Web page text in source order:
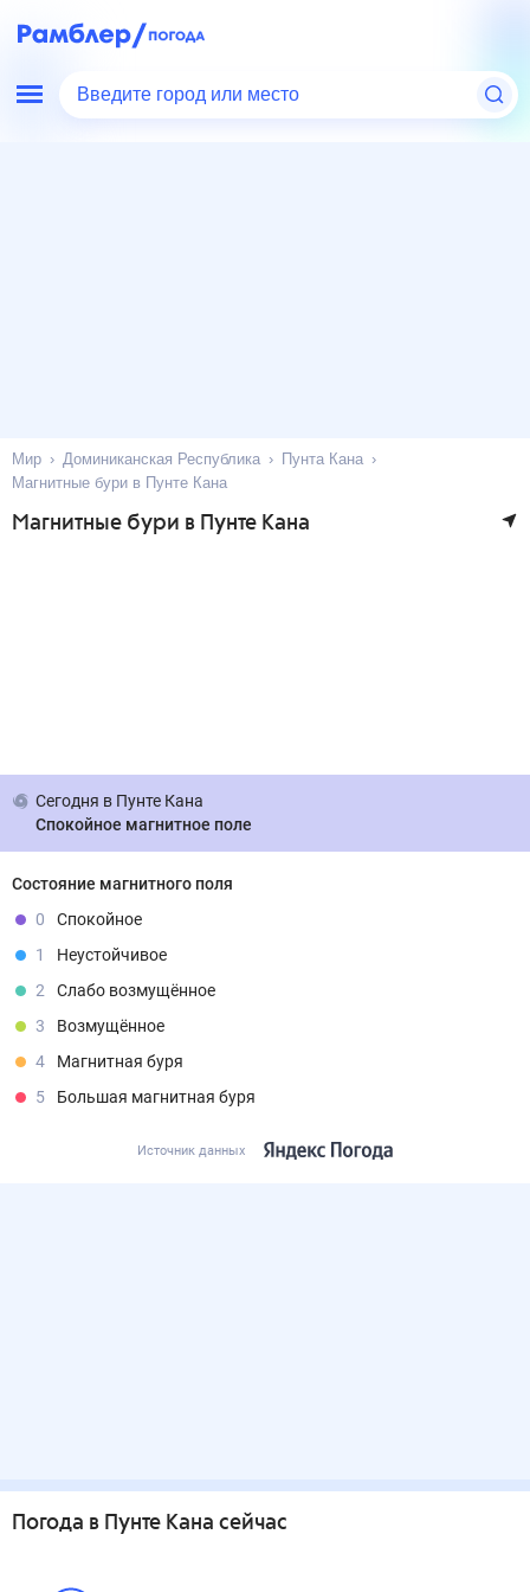
Введите город или место
Мир Доминиканская Республика
Пунта Кана
Магнитные бури в Пунте Кана
Магнитные бури в Пунте Кана
Сегодня в Пунте Кана
Спокойное магнитное поле
Состояние магнитного поля
0
Спокойное
1
Неустойчивое
2
Слабо возмущённое
3
Возмущённое
4
Магнитная буря
5
Большая магнитная буря
Источник данных
Погода в Пунте Кана сейчас